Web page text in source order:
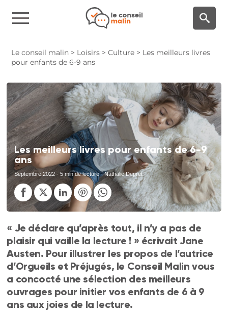
Le conseil malin > Loisirs >Culture > Les meilleurs livres
pour enfants de 6-9 ans
Les meilleurs livres pour enfants de 6-9
ans
Septembre 2022 - 5 min de lecture - Nathalie Depret
« Je déclare qu’après tout, il n’y a pas de
plaisir qui vaille la lecture ! » écrivait Jane
Austen. Pour illustrer les propos de l’autrice
d’Orgueils et Préjugés, le Conseil Malin vous
a concocté une sélection des meilleurs
ouvrages pour initier vos enfants de 6 à 9
ans aux joies de la lecture.